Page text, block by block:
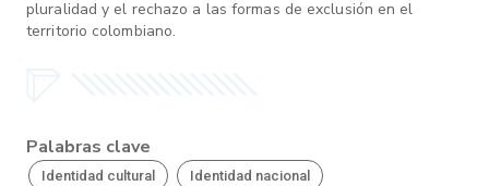
pluralidad y el rechazo a las formas de exclusión en el
territorio colombiano.
Palabras clave
Identidad cultural Identidad nacional